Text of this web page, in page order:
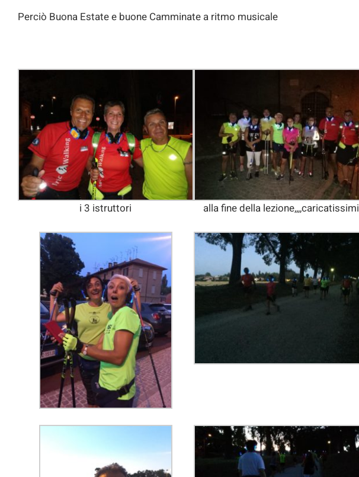
Perciò Buona Estate e buone Camminate a ritmo musicale
i 3 istruttori alla fine della lezione,,,,caricatissimi